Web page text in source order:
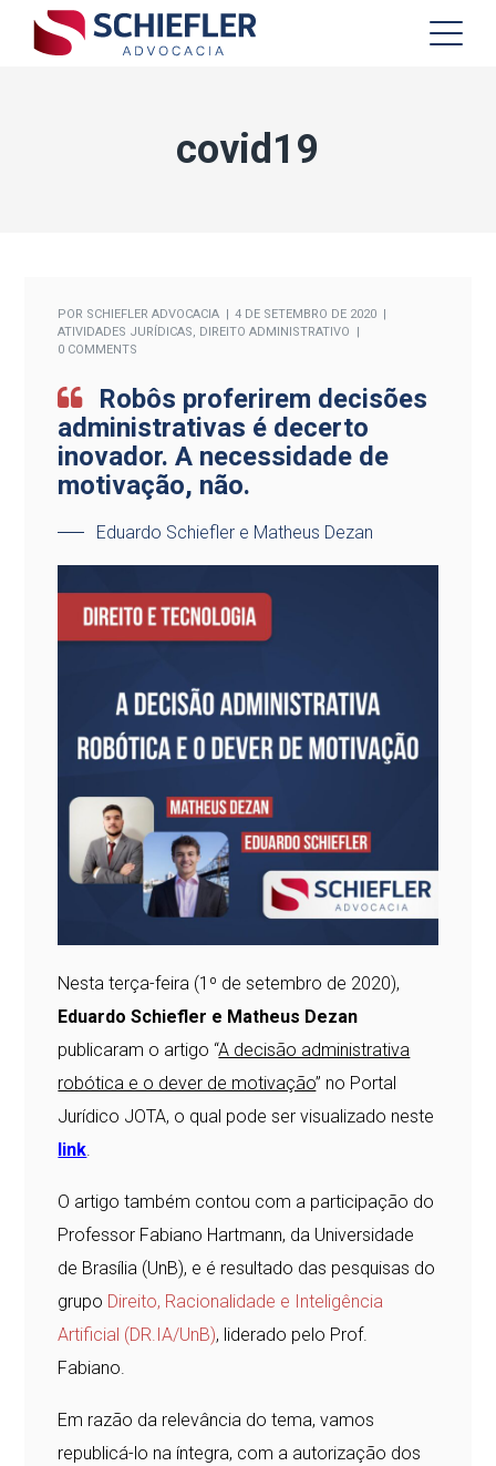
covid19
POR SCHIEFLER ADVOCACIA
4 DE SETEMBRO DE 2020
ATIVIDADES JURÍDICAS, DIREITO ADMINISTRATIVO
0 COMMENTS
Robôs proferirem decisões
administrativas é decerto
inovador. A necessidade de
motivação, não.
Eduardo Schiefler e Matheus Dezan
Nesta terça-feira (1º de setembro de 2020),
Eduardo Schiefler e Matheus Dezan
publicaram o artigo “A decisão administrativa
robótica e o dever de motivação” no Portal
Jurídico JOTA, o qual pode ser visualizado neste
link.
O artigo também contou com a participação do
Professor Fabiano Hartmann, da Universidade
de Brasília (UnB), e é resultado das pesquisas do
grupo Direito, Racionalidade e Inteligência
Artificial (DR.IA/UnB), liderado pelo Prof.
Fabiano.
Em razão da relevância do tema, vamos
republicá-lo na íntegra, com a autorização dos